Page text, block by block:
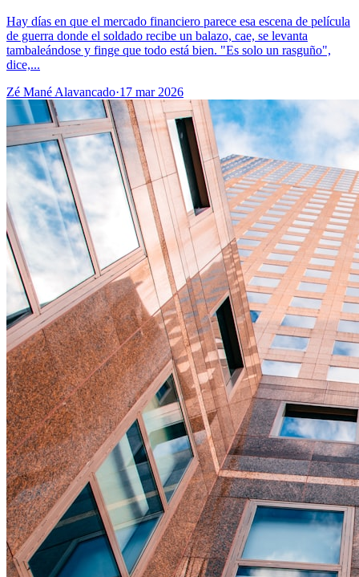
Hay días en que el mercado financiero parece esa escena de película
de guerra donde el soldado recibe un balazo, cae, se levanta
tambaleándose y finge que todo está bien. "Es solo un rasguño",
dice,...
Zé Mané Alavancado·17 mar 2026